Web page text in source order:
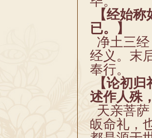
【经始
已。】
净土三
经义。末
奉行。
【论初
述作人殊
天亲菩
皈命礼，